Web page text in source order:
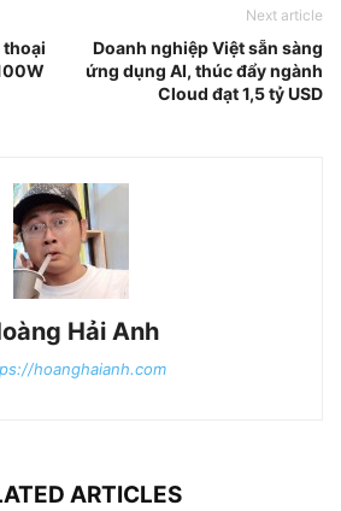
thoại
Next article
Doanh nghiệp Việt sẵn sàng
ứng dụng AI, thúc đẩy ngành
Cloud đạt 1,5 tỷ USD
Hải Anh
hoanghaianh.com
ARTICLES